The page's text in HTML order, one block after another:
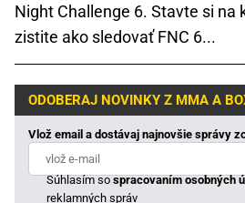
Night Challenge 6. Stavte si na
zistite ako sledovať FNC 6...
ODOBERAJ NOVINKY Z MMA A
Vlož email a dostávaj najnovšie správy
Súhlasím sospracovaním osobných
reklamných správ